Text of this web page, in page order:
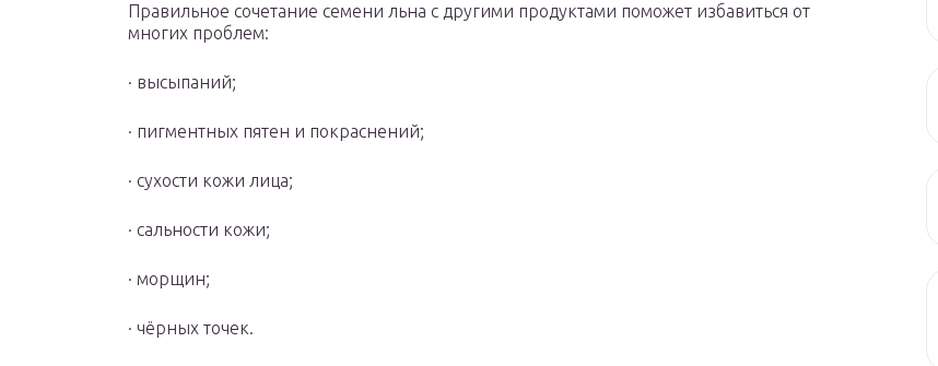
Правильное сочетание семени льна с другими продуктами поможет избавиться от
многих проблем:
· высыпаний;
· пигментных пятен и покраснений;
· сухости кожи лица;
· сальности кожи;
· морщин;
· чёрных точек.